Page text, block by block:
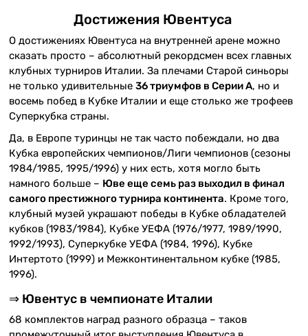
Достижения Ювентуса
О достижениях Ювентуса на внутренней арене можно
сказать просто – абсолютный рекордсмен всех главных
клубных турниров Италии. За плечами Старой синьоры
не только удивительные 36 триумфов в Серии А, но и
восемь побед в Кубке Италии и еще столько же трофеев
Суперкубка страны.
Да, в Европе туринцы не так часто побеждали, но два
Кубка европейских чемпионов/Лиги чемпионов (сезоны
1984/1985, 1995/1996) у них есть, хотя могло быть
намного больше – Юве еще семь раз выходил в финал
самого престижного турнира континента. Кроме того,
клубный музей украшают победы в Кубке обладателей
кубков (1983/1984), Кубке УЕФА (1976/1977, 1989/1990,
1992/1993), Суперкубке УЕФА (1984, 1996), Кубке
Интертото (1999) и Межконтинентальном кубке (1985,
1996).
⇒ Ювентус в чемпионате Италии
68 комплектов наград разного образца – таков